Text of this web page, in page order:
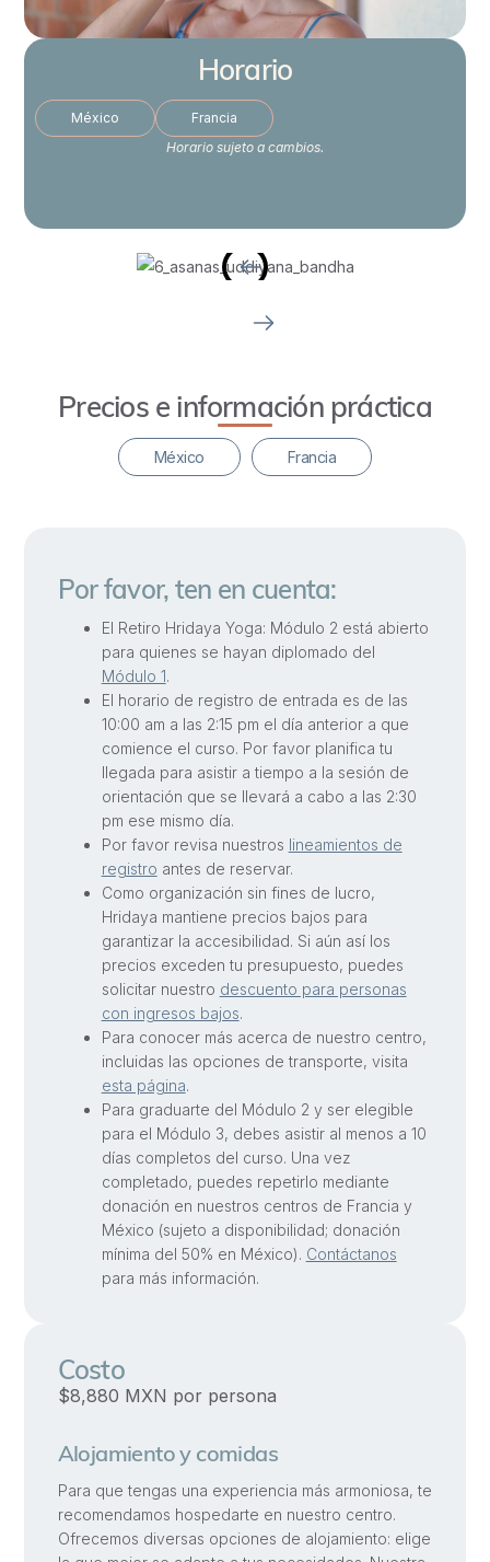
Horario
México
Francia
Horario sujeto a cambios.
Precios e información práctica
Por favor, ten en cuenta:
El Retiro Hridaya Yoga: Módulo 2 está abierto
para quienes se hayan diplomado del
Módulo 1.
El horario de registro de entrada es de las
10:00 am a las 2:15 pm el día anterior a que
comience el curso. Por favor planifica tu
llegada para asistir a tiempo a la sesión de
orientación que se llevará a cabo a las 2:30
pm ese mismo día.
Por favor revisa nuestros lineamientos de
registro antes de reservar.
Como organización sin fines de lucro,
Hridaya mantiene precios bajos para
garantizar la accesibilidad. Si aún así los
precios exceden tu presupuesto, puedes
solicitar nuestro descuento para personas
con ingresos bajos.
Para conocer más acerca de nuestro centro,
incluidas las opciones de transporte, visita
esta página.
Para graduarte del Módulo 2 y ser elegible
para el Módulo 3, debes asistir al menos a 10
días completos del curso. Una vez
completado, puedes repetirlo mediante
donación en nuestros centros de Francia y
México (sujeto a disponibilidad; donación
mínima del 50% en México). Contáctanos
para más información.
Costo
$8,880 MXN por persona
Alojamiento y comidas
Para que tengas una experiencia más armoniosa, te
recomendamos hospedarte en nuestro centro.
Ofrecemos diversas opciones de alojamiento: elige